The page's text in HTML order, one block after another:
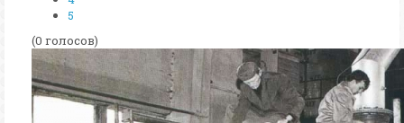
5
(0 голосов)